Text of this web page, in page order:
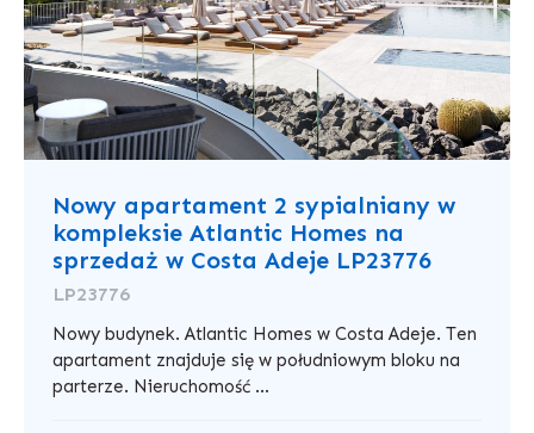
Nowy apartament 2 sypialniany w
kompleksie Atlantic Homes na
sprzedaż w Costa Adeje LP23776
LP23776
Nowy budynek. Atlantic Homes w Costa Adeje. Ten
apartament znajduje się w południowym bloku na
parterze. Nieruchomość ...